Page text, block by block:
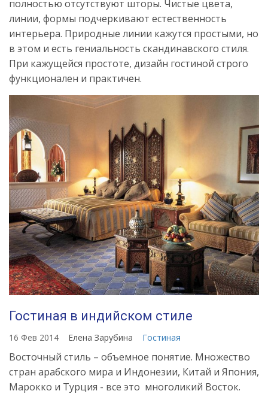
полностью отсутствуют шторы. Чистые цвета,
линии, формы подчеркивают естественность
интерьера. Природные линии кажутся простыми, но
в этом и есть гениальность скандинавского стиля.
При кажущейся простоте, дизайн гостиной строго
функционален и практичен.
Гостиная в индийском стиле
16 Фев 2014 Елена Зарубина Гостиная
Восточный стиль – объемное понятие. Множество
стран арабского мира и Индонезии, Китай и Япония,
Марокко и Турция - все это многоликий Восток.